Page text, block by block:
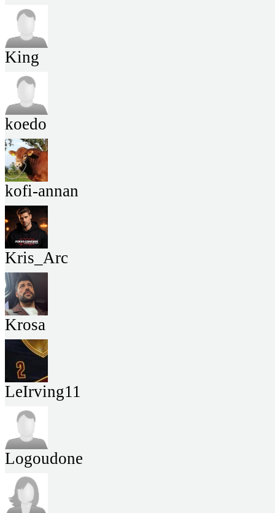
King
koedo
kofi-annan
Kris_Arc
Krosa
LeIrving11
Logoudone